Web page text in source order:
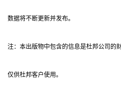
数据将不断更新并发布。
注：本出版物中包含的信息是杜邦公司的财
仅供杜邦客户使用。